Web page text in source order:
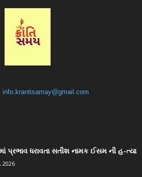
info.krantisamay@gmail.com
પ્રભાવ ધરાવતા સતીશ નામક ઈસમ ની હ-ત્યા
2026